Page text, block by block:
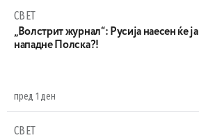
СВЕТ
„Волстрит журнал“: Русија наесен ќе ја
нападне Полска?!
пред 1 ден
СВЕТ